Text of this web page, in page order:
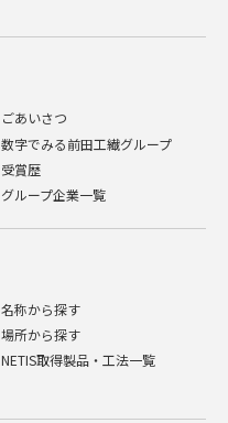
ごあいさつ
数字でみる前田工繊グループ
受賞歴
グループ企業一覧
名称から探す
場所から探す
NETIS取得製品・工法一覧